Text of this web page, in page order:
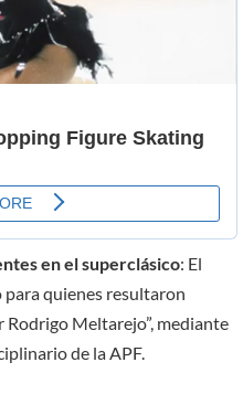
en el superclásico: El
quienes resultaron
Rodrigo Meltarejo”, mediante
de la APF.